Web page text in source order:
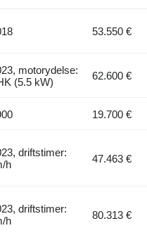
53.550 €
motorydelse:
(5.5 kW)
62.600 €
19.700 €
driftstimer:
h
47.463 €
driftstimer:
h
80.313 €